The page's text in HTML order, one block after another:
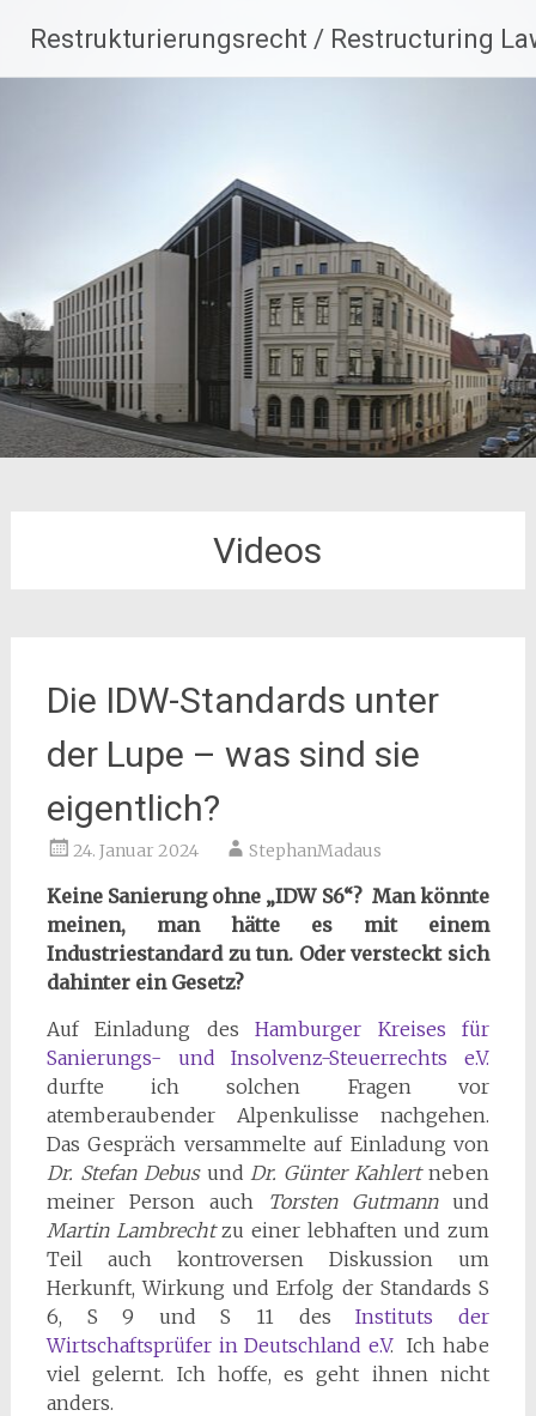
Inhalt
springen
Restrukturierungsrecht / Restructuring
Videos
Die IDW-Standards unter
der Lupe – was sind sie
eigentlich?
24. Januar 2024 StephanMadaus
Keine Sanierung ohne „IDW S6“? Man könnte
meinen, man hätte es mit einem
Industriestandard zu tun. Oder versteckt sich
dahinter ein Gesetz?
Auf Einladung desHamburger Kreises für
Sanierungs- und Insolvenz-Steuerrechts e.V.
durfte ich solchen Fragen vor
atemberaubender Alpenkulisse nachgehen.
Das Gespräch versammelte auf Einladung von
Dr. Stefan DebusundDr. Günter Kahlertneben
meiner Person auch Torsten Gutmannund
Martin Lambrechtzu einer lebhaften und zum
Teil auch kontroversen Diskussion um
Herkunft, Wirkung und Erfolg der Standards S
6, S 9 und S 11 desInstituts der
Wirtschaftsprüfer in Deutschland e.V. Ich habe
viel gelernt. Ich hoffe, es geht ihnen nicht
anders.